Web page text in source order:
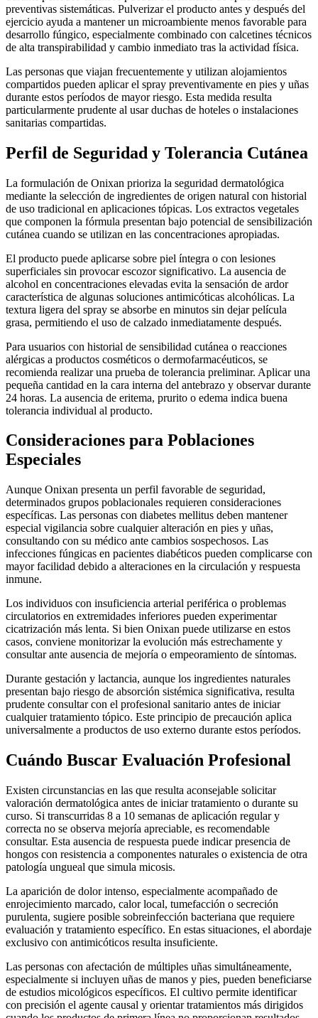
preventivas sistemáticas. Pulverizar el producto antes y después del
ejercicio ayuda a mantener un microambiente menos favorable para
desarrollo fúngico, especialmente combinado con calcetines técnicos
de alta transpirabilidad y cambio inmediato tras la actividad física.
Las personas que viajan frecuentemente y utilizan alojamientos
compartidos pueden aplicar el spray preventivamente en pies y uñas
durante estos períodos de mayor riesgo. Esta medida resulta
particularmente prudente al usar duchas de hoteles o instalaciones
sanitarias compartidas.
Perfil de Seguridad y Tolerancia Cutánea
La formulación de Onixan prioriza la seguridad dermatológica
mediante la selección de ingredientes de origen natural con historial
de uso tradicional en aplicaciones tópicas. Los extractos vegetales
que componen la fórmula presentan bajo potencial de sensibilización
cutánea cuando se utilizan en las concentraciones apropiadas.
El producto puede aplicarse sobre piel íntegra o con lesiones
superficiales sin provocar escozor significativo. La ausencia de
alcohol en concentraciones elevadas evita la sensación de ardor
característica de algunas soluciones antimicóticas alcohólicas. La
textura ligera del spray se absorbe en minutos sin dejar película
grasa, permitiendo el uso de calzado inmediatamente después.
Para usuarios con historial de sensibilidad cutánea o reacciones
alérgicas a productos cosméticos o dermofarmacéuticos, se
recomienda realizar una prueba de tolerancia preliminar. Aplicar una
pequeña cantidad en la cara interna del antebrazo y observar durante
24 horas. La ausencia de eritema, prurito o edema indica buena
tolerancia individual al producto.
Consideraciones para Poblaciones
Especiales
Aunque Onixan presenta un perfil favorable de seguridad,
determinados grupos poblacionales requieren consideraciones
específicas. Las personas con diabetes mellitus deben mantener
especial vigilancia sobre cualquier alteración en pies y uñas,
consultando con su médico ante cambios sospechosos. Las
infecciones fúngicas en pacientes diabéticos pueden complicarse con
mayor facilidad debido a alteraciones en la circulación y respuesta
inmune.
Los individuos con insuficiencia arterial periférica o problemas
circulatorios en extremidades inferiores pueden experimentar
cicatrización más lenta. Si bien Onixan puede utilizarse en estos
casos, conviene monitorizar la evolución más estrechamente y
consultar ante ausencia de mejoría o empeoramiento de síntomas.
Durante gestación y lactancia, aunque los ingredientes naturales
presentan bajo riesgo de absorción sistémica significativa, resulta
prudente consultar con el profesional sanitario antes de iniciar
cualquier tratamiento tópico. Este principio de precaución aplica
universalmente a productos de uso externo durante estos períodos.
Cuándo Buscar Evaluación Profesional
Existen circunstancias en las que resulta aconsejable solicitar
valoración dermatológica antes de iniciar tratamiento o durante su
curso. Si transcurridas 8 a 10 semanas de aplicación regular y
correcta no se observa mejoría apreciable, es recomendable
consultar. Esta ausencia de respuesta puede indicar presencia de
hongos con resistencia a componentes naturales o existencia de otra
patología ungueal que simula micosis.
La aparición de dolor intenso, especialmente acompañado de
enrojecimiento marcado, calor local, tumefacción o secreción
purulenta, sugiere posible sobreinfección bacteriana que requiere
evaluación y tratamiento específico. En estas situaciones, el abordaje
exclusivo con antimicóticos resulta insuficiente.
Las personas con afectación de múltiples uñas simultáneamente,
especialmente si incluyen uñas de manos y pies, pueden beneficiarse
de estudios micológicos específicos. El cultivo permite identificar
con precisión el agente causal y orientar tratamientos más dirigidos